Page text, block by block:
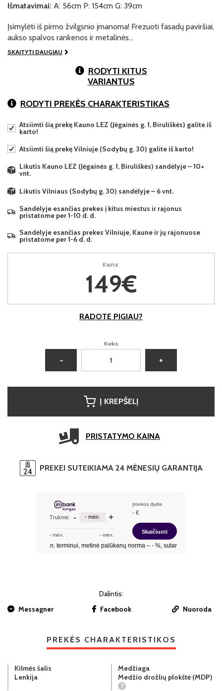
Išmatavimai: A: 56cm P: 154cm G: 39cm
Įsimylėti iš pirmo žvilgsnio įmanoma! Frezuoti fasadų paviršiai,
aukso spalvos rankenos ir metalinės…
SKAITYTI DAUGIAU
RODYTI KITUS
VARIANTUS
RODYTI PREKĖS CHARAKTERISTIKAS
Atsiimti šią prekę Kauno LEZ (Jėgainės g. 1, Biruliškės) galite iš
karto!
Atsiimti šią prekę Vilniuje (Sodybų g. 30) galite iš karto!
Likutis Kauno LEZ (Jėgainės g. 1, Biruliškės) sandėlyje – 10+
vnt.
Likutis Vilniaus (Sodybų g. 30) sandėlyje – 6 vnt.
Sandėlyje esančias prekes į kitus miestus ir rajonus
pristatome per 1-10 d. d.
Sandėlyje esančias prekes Vilniuje, Kaune ir jų rajonuose
pristatome per 1-6 d. d.
Kaina:
149€
RADOTE PIGIAU?
Kiekis:
− +
Į KREPŠELĮ
PRISTATYMO KAINA
PREKEI SUTEIKIAMA 24 MĖNESIŲ GARANTIJA
Dalintis:
Messagner
Facebook Nuoroda
PREKĖS CHARAKTERISTIKOS
Kilmės šalis
Lenkija
Medžiaga
Medžio drožlių plokštė (MDP)
?